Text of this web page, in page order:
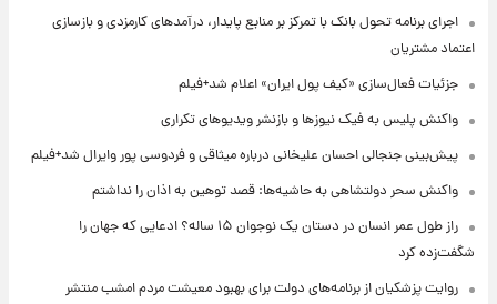
اجرای برنامه تحول بانک با تمرکز بر منابع پایدار، درآمدهای کارمزدی و بازسازی
اعتماد مشتریان
جزئیات فعال‌سازی «کیف پول ایران» اعلام شد+فیلم
واکنش پلیس به فیک نیوزها و بازنشر ویدیوهای تکراری
پیش‌بینی جنجالی احسان علیخانی درباره میثاقی و فردوسی پور وایرال شد+فیلم
واکنش سحر دولتشاهی به حاشیه‌ها: قصد توهین به اذان را نداشتم
راز طول عمر انسان در دستان یک نوجوان ۱۵ ساله؟ ادعایی که جهان را
شگفت‌زده کرد
روایت پزشکیان از برنامه‌های دولت برای بهبود معیشت مردم امشب منتشر